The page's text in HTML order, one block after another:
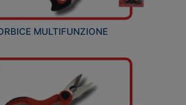
MULTIFUNZIONE